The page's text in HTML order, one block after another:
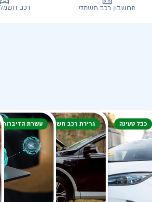
מחשבון רכב חשמלי רכב
כבל טעינה גרירת רכב חשמלי עשרת הדיברות